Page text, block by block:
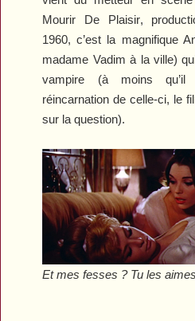
Mourir De Plaisir,
1960, c’est la magnifique
madame Vadim à la ville)
vampire (à moins
réincarnation de celle-ci, le
sur la question).
Et mes fesses ? Tu les